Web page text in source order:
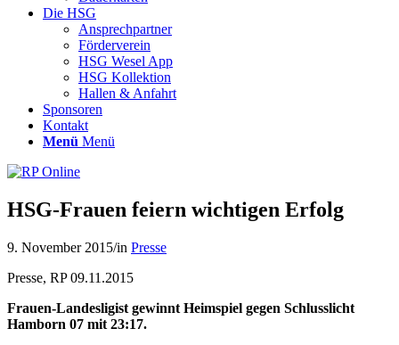
Die HSG
Ansprechpartner
Förderverein
HSG Wesel App
HSG Kollektion
Hallen & Anfahrt
Sponsoren
Kontakt
Menü Menü
HSG-Frauen feiern wichtigen Erfolg
9. November 2015/in Presse
Presse, RP 09.11.2015
Frauen-Landesligist gewinnt Heimspiel gegen Schlusslicht
Hamborn 07 mit 23:17.